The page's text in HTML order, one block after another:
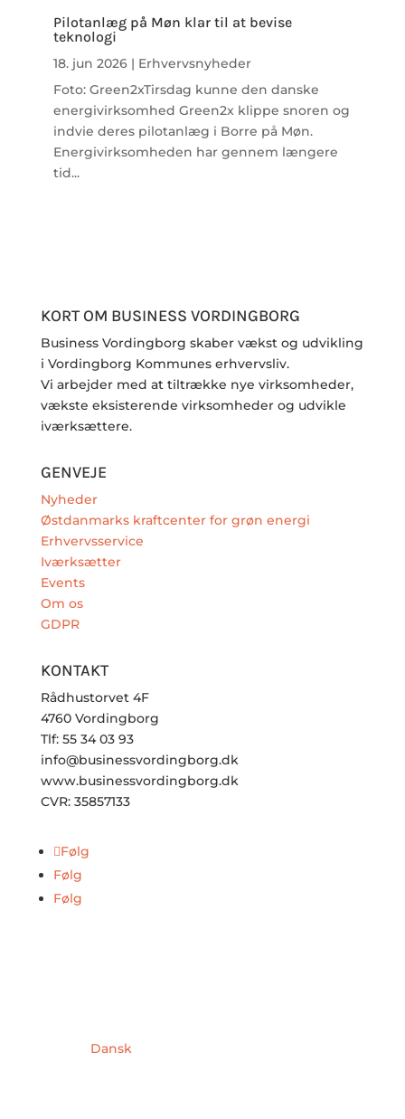
Pilotanlæg på Møn klar til at bevise
teknologi
18. jun 2026 | Erhvervsnyheder
Foto: Green2xTirsdag kunne den danske
energivirksomhed Green2x klippe snoren og
indvie deres pilotanlæg i Borre på Møn.
Energivirksomheden har gennem længere
tid...
KORT OM BUSINESS VORDINGBORG
Business Vordingborg skaber vækst og udvikling
i Vordingborg Kommunes erhvervsliv.
Vi arbejder med at tiltrække nye virksomheder,
vækste eksisterende virksomheder og udvikle
iværksættere.
GENVEJE
Nyheder
Østdanmarks kraftcenter for grøn energi
Erhvervsservice
Iværksætter
Events
Om os
GDPR
KONTAKT
Rådhustorvet 4F
4760 Vordingborg
Tlf: 55 34 03 93
info@businessvordingborg.dk
www.businessvordingborg.dk
CVR: 35857133
Følg
Følg
Følg
Dansk